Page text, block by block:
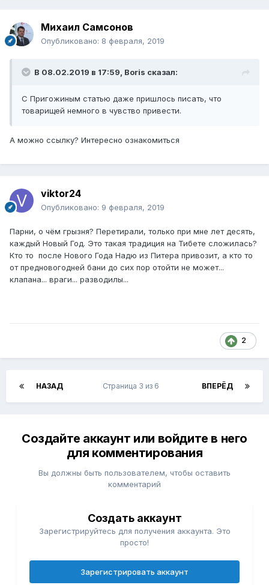
Михаил Самсонов
Опубликовано: 8 февраля, 2019
В 08.02.2019 в 17:59, Boris сказал:
С Пригожиным статью даже пришлось писать, что
товарищей немного в чувство привести.
А можно ссылку? Интересно ознакомиться
viktor24
Опубликовано: 9 февраля, 2019
Парни, о чём грызня? Перетирали, только при мне лет десять,
каждый Новый Год. Это такая традиция на Тибете сложилась?
Кто то после Нового Года Надю из Питера привозит, а кто то
от предновогодней бани до сих пор отойти не может...
клапана... враги... разводилы...
2
НАЗАД ВПЕРЁД
Страница 3 из 6
Создайте аккаунт или войдите в него
для комментирования
Вы должны быть пользователем, чтобы оставить
комментарий
Создать аккаунт
Зарегистрируйтесь для получения аккаунта. Это
просто!
Зарегистрировать аккаунт